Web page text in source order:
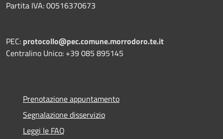
Partita IVA: 00516370673
PEC: protocollo@pec.comune.morrodoro.te.it
Centralino Unico: +39 085 895145
Prenotazione appuntamento
Segnalazione disservizio
Leggi le FAQ